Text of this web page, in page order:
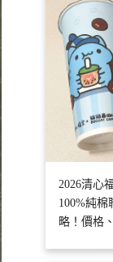
2026清心
100%純
略！價格